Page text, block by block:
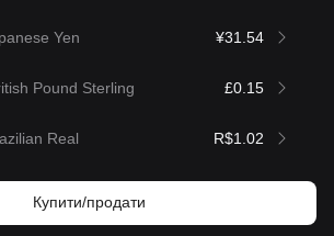
Yen ¥31.54
Pound Sterling £0.15
Real R$1.02
Купити/продати